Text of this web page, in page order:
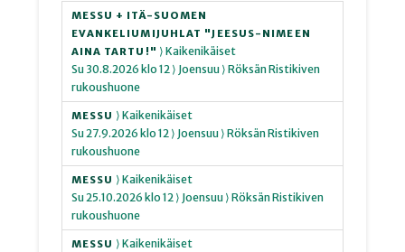
MESSU + ITÄ-SUOMEN
EVANKELIUMIJUHLAT "JEESUS-NIMEEN
AINA TARTU!" ⟩ Kaikenikäiset
Su 30.8.2026 klo 12 ⟩ Joensuu⟩ Röksän Ristikiven
rukoushuone
MESSU ⟩ Kaikenikäiset
Su27.9.2026 klo 12 ⟩ Joensuu⟩ Röksän Ristikiven
rukoushuone
MESSU ⟩ Kaikenikäiset
Su25.10.2026 klo 12 ⟩ Joensuu⟩ Röksän Ristikiven
rukoushuone
MESSU ⟩ Kaikenikäiset